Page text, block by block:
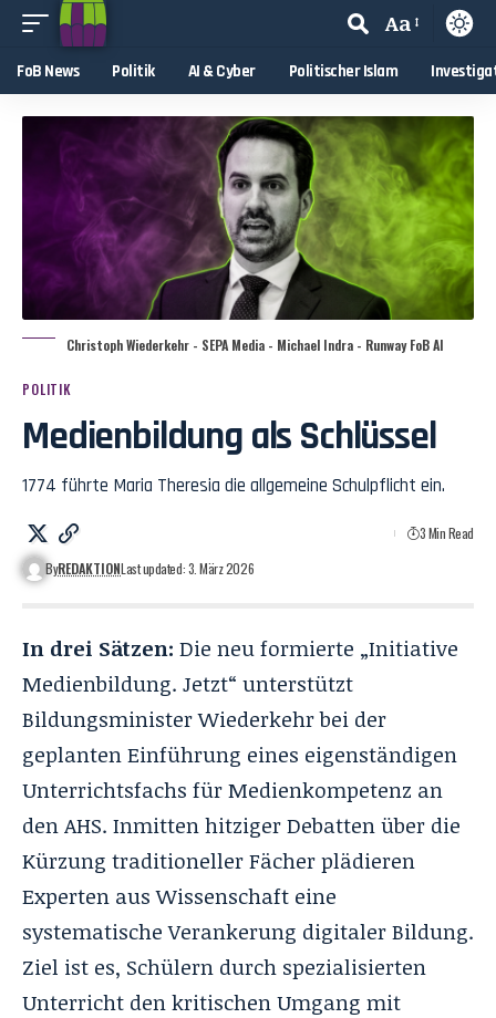
Aa
FoB News Politik AI & Cyber Politischer Islam
Christoph Wiederkehr - SEPA Media - Michael Indra - Runway FoB AI
POLITIK
Medienbildung als Schlüssel
1774 führte Maria Theresia die allgemeine Schulpflicht ein.
ByREDAKTIONLast updated: 3. März 2026
3 Min Read
In drei Sätzen: Die neu formierte „Initiative
Medienbildung. Jetzt“ unterstützt
Bildungsminister Wiederkehr bei der
geplanten Einführung eines eigenständigen
Unterrichtsfachs für Medienkompetenz an
den AHS. Inmitten hitziger Debatten über die
Kürzung traditioneller Fächerplädieren
Experten aus Wissenschaft eine
systematische Verankerung digitaler Bildung.
Ziel ist es, Schülern durch spezialisierten
Unterricht den kritischen Umgang mit